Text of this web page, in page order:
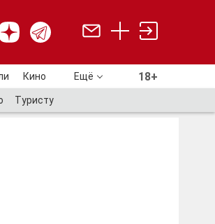
Кино Ещё 18+
Туристу